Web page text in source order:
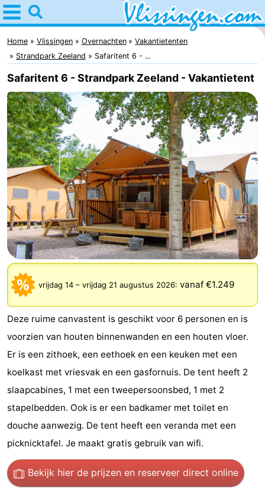
Home
Vlissingen
Tips
Voor
kinderen
Overnachten
Appartementen
-
Martina
Bed
(&
breakfasts)
Campings
Hotels
Vakantiehuizen
-
Duinzicht
-
Galgewei
-
Noordzee
Resort
Vlissingen
-
Strandpark
Zeeland
-
Vebenabos
-
Westduin
Last
Home Vlissingen Overnachten
Vakantietenten
Strandpark Zeeland
Safaritent 6 - ...
Safaritent 6 - Strandpark Zeeland - Vakantietent
vrijdag 14 – vrijdag 21 augustus 2026: vanaf €1.249
Deze ruime canvastent is geschikt voor 6 personen en is
voorzien van houten binnenwanden en een houten vloer.
Er is een zithoek, een eethoek en een keuken met een
koelkast met vriesvak en een gasfornuis. De tent heeft 2
slaapcabines, 1 met een tweepersoonsbed, 1 met 2
stapelbedden. Ook is er een badkamer met toilet en
douche aanwezig. De tent heeft een veranda met een
picknicktafel. Je maakt gratis gebruik van wifi.
Bekijk hier de prijzen en reserveer direct online